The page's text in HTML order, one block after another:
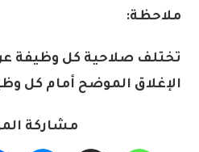
ملاحظة:
تختلف صلاحية كل وظيفة
الإغلاق الموضح أمام كل
مشاركة